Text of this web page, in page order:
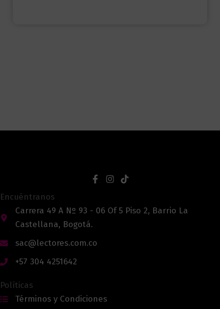
Encuéntranos
Carrera 49 A Nº 93 - 06 Of 5 Piso 2, Barrio La
Castellana, Bogotá.
sac@lectores.com.co
+57 304 4251642
Políticas
Términos y Condiciones